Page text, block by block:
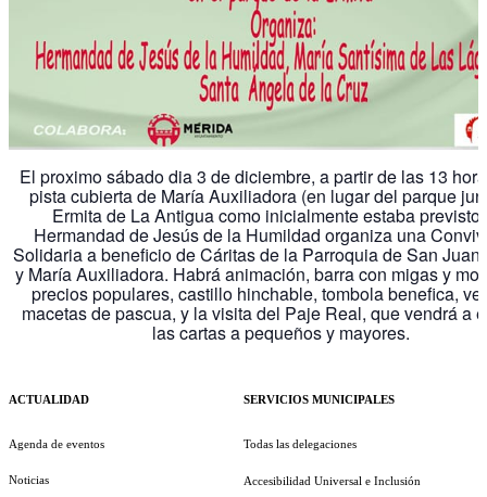
El proximo sábado dia 3 de diciembre, a partir de las 13
pista cubierta de María Auxiliadora (en lugar del parque
Ermita de La Antigua como inicialmente estaba
Hermandad de Jesús de la Humildad organiza una
Solidaria a beneficio de Cáritas de la Parroquia de San Juan
y María Auxiliadora. Habrá animación, barra con migas y
precios populares, castillo hinchable, tombola benefica,
macetas de pascua, y la visita del Paje Real, que vendrá a
las cartas a pequeños y mayores.
ACTUALIDAD
Agenda de eventos
Noticias
SERVICIOS MUNICIPALES
Todas las delegaciones
Accesibilidad Universal e Inclusión